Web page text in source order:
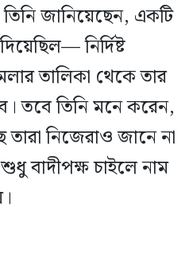
জানিয়েছেন, একটি
নির্দিষ্ট
তালিকা থেকে তার
তবে তিনি মনে করেন,
তারা নিজেরাও জানে না
বাদীপক্ষ চাইলে নাম